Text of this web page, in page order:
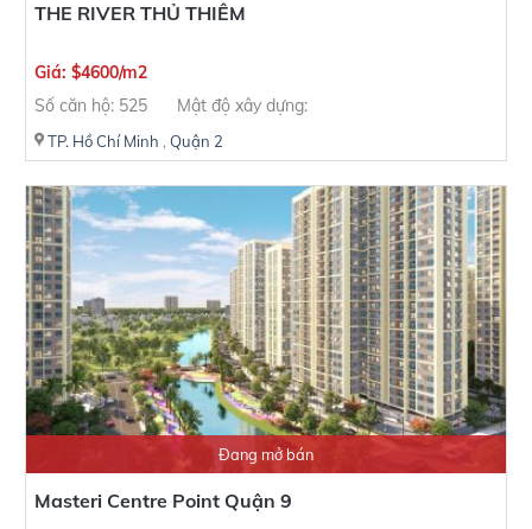
THE RIVER THỦ THIÊM
Giá: $4600/m2
Số căn hộ: 525
Mật độ xây dựng:
TP. Hồ Chí Minh , Quận 2
Đang mở bán
Masteri Centre Point Quận 9